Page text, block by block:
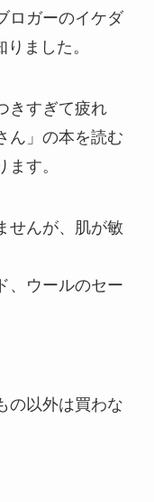
ロガーのイケダ
ました。
きすぎて疲れ
ん」の本を読む
す。
せんが、肌が敏
、ウールのセー
の以外は買わな